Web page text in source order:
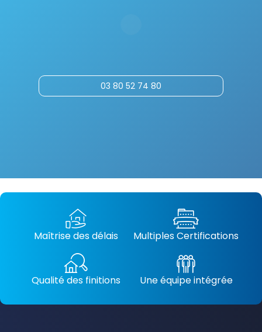
03 80 52 74 80
Maîtrise des délais Multiples Certifications
Qualité des finitions Une équipe intégrée